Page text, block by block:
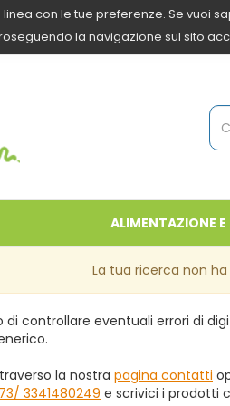
con le tue preferenze. Se vuoi
la navigazione sul sito
ALIMENTAZIONE
La tua ricerca non
di controllare eventuali errori di
la nostra pagina contatti
3341480249 e scrivici i prodotti